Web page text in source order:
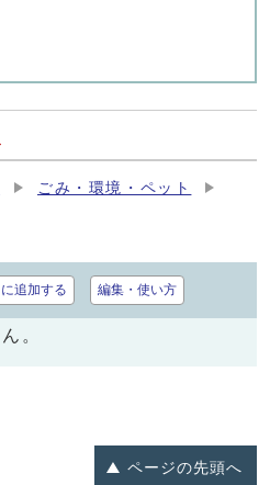
ごみ・環境・ペット
追加する 編集・使い方
。
ページの先頭へ